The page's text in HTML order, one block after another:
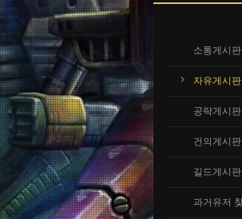
소통게시판
자유게시판
공략게시판
건의게시판
길드게시판
과거유저